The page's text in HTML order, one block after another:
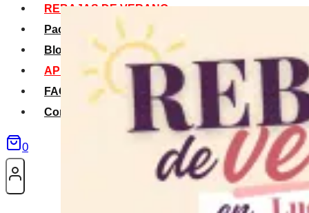
REBAJAS DE VERANO
Packs Verano
Blog
APP La Tribu
FAQS
Contacto
0